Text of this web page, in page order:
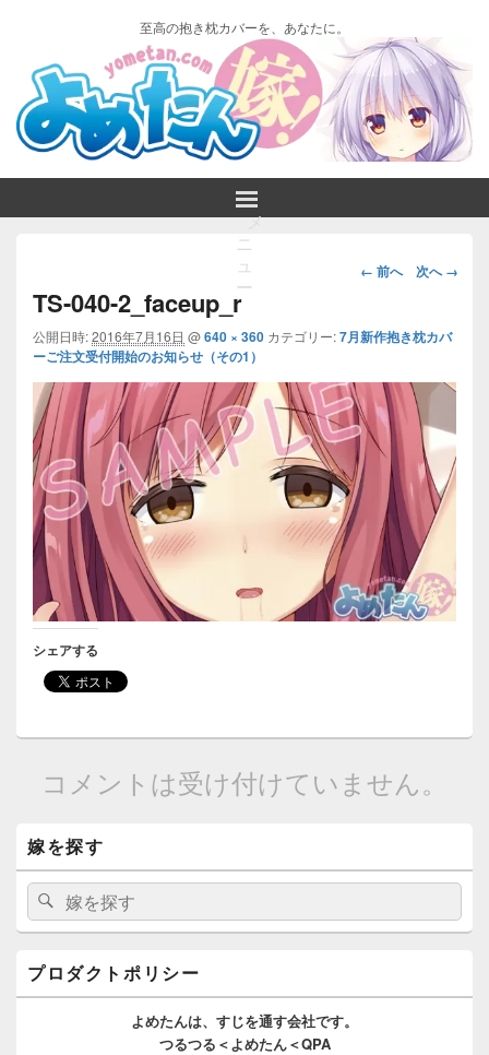
至高の抱き枕カバーを、あなたに。
メ
ニ
ュ
ー
画
ビ
ー
シ
ョ
ン
← 前へ 次へ →
TS-040-2_faceup_r
公開日時:2016年7月16日 @640 × 360 カテゴリー:7月新作抱き枕カバ
ーご注文受付開始のお知らせ（その1）
シェアする
コメントは受け付けていません。
イ
ン
サ
ド
ー
嫁を探す
検
索:
検
索
プロダクトポリシー
よめたんは、 すじを通す会社です。
つるつる＜よめたん＜QPA